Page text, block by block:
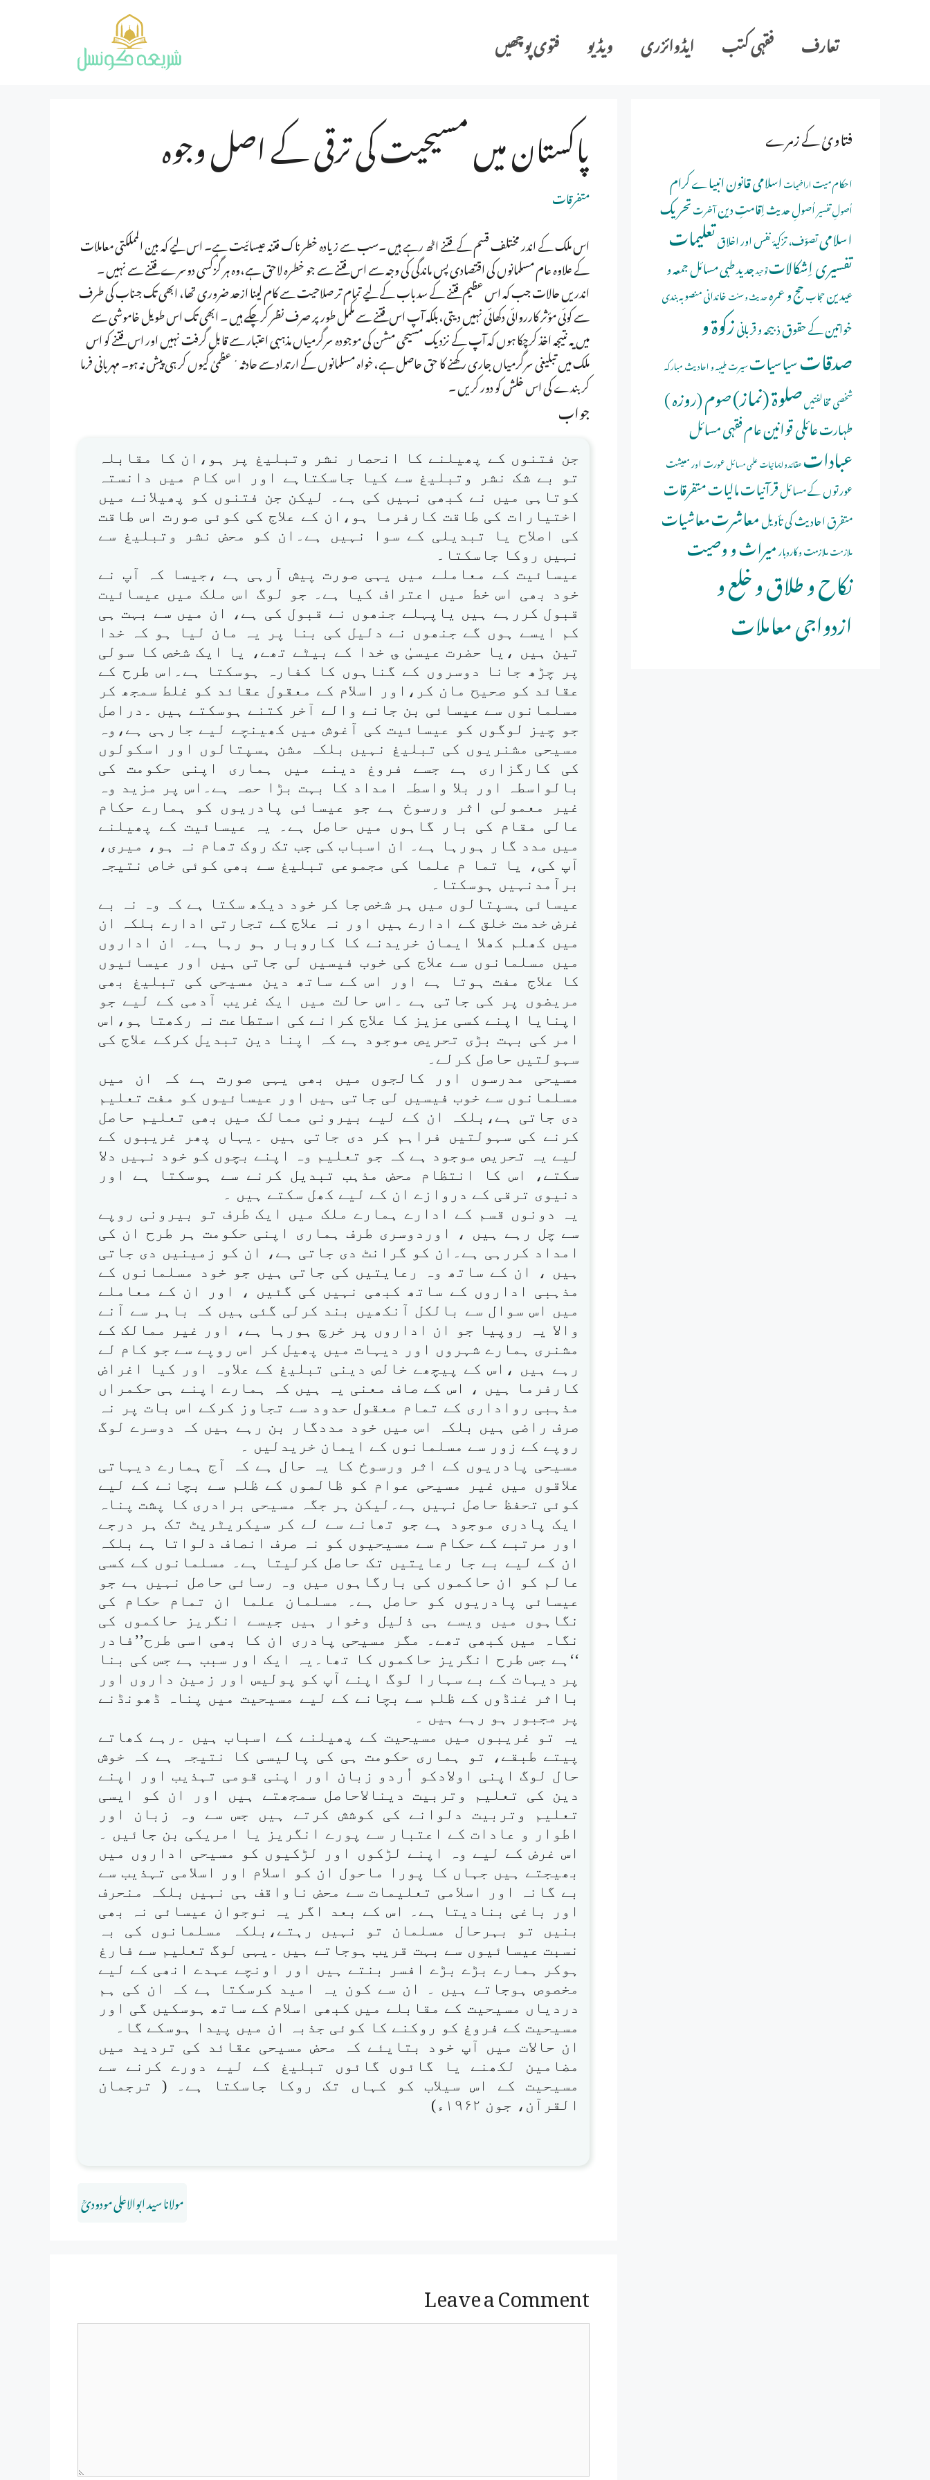
تعارف فقہی کتب ایڈوائزری ویڈیو فتوی پوچھیں
پاکستان میں مسیحیت کی ترقی کے اصل وجوہ
متفرقات
اس ملک کے اندر مختلف قسم کے فتنے اٹھ رہے ہیں ۔سب سے زیادہ خطرناک فتنہ عیسائیت ہے۔ اس لیے کہ بین المملکتی معاملات
کے علاوہ عام مسلمانوں کی اقتصادی پس ماندگی کی وجہ سے اس فتنے سے جو خطرہ لاحق ہے،وہ ہر گزکسی دوسرے فتنے سے نہیں ۔
اندریں حالات جب کہ اس عظیم فتنے کے سدباب کے لیے تمام تر صلاحیت سے کام لینا ازحد ضروری تھا، ابھی تک جناب کی طرف
سے کوئی مؤثر کارروائی دکھائی نہیں دیتی،بلکہ آپ اس فتنے سے مکمل طور پر صرف نظر کرچکے ہیں ۔ ابھی تک اس طویل خاموشی سے
میں یہ نتیجہ اخذ کرچکا ہوں کہ آپ کے نزدیک مسیحی مشن کی موجودہ سرگرمیاں مذہبی اعتبار سے قابل گرفت نہیں اور اس فتنے کو اس
ملک میں تبلیغی سرگرمیاں جاری رکھنے کا حق حاصل ہے،خواہ مسلمانوں کے ارتداد سے حادثہ ٔ عظمیٰ کیوں کر ہی پیش نہ ہو۔ مہربانی فرما
کر بندے کی اس خلش کو دور کریں ۔
جواب
جن فتنوں کے پھیلنے کا انحصار نشر وتبلیغ پر ہو،ان کا مقابلہ
تو بے شک نشر وتبلیغ سے کیا جاسکتاہے اور اس کام میں دانستہ
کوتاہی میں نے کبھی نہیں کی ہے۔ لیکن جن فتنوں کو پھیلانے میں
اختیارات کی طاقت کارفرما ہو،ان کے علاج کی کوئی صورت اس طاقت
کی اصلاح یا تبدیلی کے سوا نہیں ہے۔ان کو محض نشر وتبلیغ سے
نہیں روکا جاسکتا۔
عیسائیت کے معاملے میں یہی صورت پیش آرہی ہے ،جیسا کہ آپ نے
خود بھی اس خط میں اعتراف کیا ہے۔ جو لوگ اس ملک میں عیسائیت
قبول کررہے ہیں یاپہلے جنھوں نے قبول کی ہے، ان میں سے بہت ہی
کم ایسے ہوں گے جنھوں نے دلیل کی بنا پر یہ مان لیا ہو کہ خدا
تین ہیں ،یا حضرت عیسیٰ ؈ خدا کے بیٹے تھے، یا ایک شخص کا سولی
پر چڑھ جانا دوسروں کے گناہوں کا کفارہ ہوسکتا ہے۔اس طرح کے
عقائد کو صحیح مان کر،اور اسلام کے معقول عقائد کو غلط سمجھ کر
مسلمانوں سے عیسائی بن جانے والے آخر کتنے ہوسکتے ہیں ۔دراصل
جو چیز لوگوں کو عیسائیت کی آغوش میں کھینچے لیے جارہی ہے،وہ
مسیحی مشنریوں کی تبلیغ نہیں بلکہ مشن ہسپتالوں اور اسکولوں
کی کارگزاری ہے جسے فروغ دینے میں ہماری اپنی حکومت کی
بالواسطہ اور بلا واسطہ امداد کا بہت بڑا حصہ ہے۔اس پر مزید وہ
غیر معمولی اثر ورسوخ ہے جو عیسائی پادریوں کو ہمارے حکام
عالی مقام کی بار گاہوں میں حاصل ہے۔ یہ عیسائیت کے پھیلنے
میں مدد گار ہورہا ہے۔ ان اسباب کی جب تک روک تھام نہ ہو، میری،
آپ کی، یا تما م علما کی مجموعی تبلیغ سے بھی کوئی خاص نتیجہ
برآمدنہیں ہوسکتا۔
عیسائی ہسپتالوں میں ہر شخص جا کر خود دیکھ سکتا ہے کہ وہ نہ بے
غرض خدمت خلق کے ادارے ہیں اور نہ علاج کے تجارتی ادارے بلکہ ان
میں کھلم کھلا ایمان خریدنے کا کاروبار ہو رہا ہے۔ ان اداروں
میں مسلمانوں سے علاج کی خوب فیسیں لی جاتی ہیں اور عیسائیوں
کا علاج مفت ہوتا ہے اور اس کے ساتھ دین مسیحی کی تبلیغ بھی
مریضوں پر کی جاتی ہے ۔اس حالت میں ایک غریب آدمی کے لیے جو
اپنایا اپنے کسی عزیز کا علاج کرانے کی استطاعت نہ رکھتا ہو،اس
امر کی بہت بڑی تحریص موجود ہے کہ اپنا دین تبدیل کرکے علاج کی
سہولتیں حاصل کرلے۔
مسیحی مدرسوں اور کالجوں میں بھی یہی صورت ہے کہ ان میں
مسلمانوں سے خوب فیسیں لی جاتی ہیں اور عیسائیوں کو مفت تعلیم
دی جاتی ہے،بلکہ ان کے لیے بیرونی ممالک میں بھی تعلیم حاصل
کرنے کی سہولتیں فراہم کر دی جاتی ہیں ۔یہاں پھر غریبوں کے
لیے یہ تحریص موجود ہے کہ جو تعلیم وہ اپنے بچوں کو خود نہیں دلا
سکتے، اس کا انتظام محض مذہب تبدیل کرنے سے ہوسکتا ہے اور
دنیوی ترقی کے دروازے ان کے لیے کھل سکتے ہیں ۔
یہ دونوں قسم کے ادارے ہمارے ملک میں ایک طرف تو بیرونی روپے
سے چل رہے ہیں ، اوردوسری طرف ہماری اپنی حکومت ہر طرح ان کی
امداد کررہی ہے۔ان کو گرانٹ دی جاتی ہے، ان کو زمینیں دی جاتی
ہیں ، ان کے ساتھ وہ رعایتیں کی جاتی ہیں جو خود مسلمانوں کے
مذہبی اداروں کے ساتھ کبھی نہیں کی گئیں ، اور ان کے معاملے
میں اس سوال سے بالکل آنکھیں بند کرلی گئی ہیں کہ باہر سے آنے
والا یہ روپیا جو ان اداروں پر خرچ ہورہا ہے، اور غیر ممالک کے
مشنری ہمارے شہروں اور دیہات میں پھیل کر اس روپے سے جو کام لے
رہے ہیں ،اس کے پیچھے خالص دینی تبلیغ کے علاوہ اور کیا اغراض
کارفرما ہیں ، اس کے صاف معنی یہ ہیں کہ ہمارے اپنے ہی حکمراں
مذہبی رواداری کے تمام معقول حدود سے تجاوز کرکے اس بات پر نہ
صرف راضی ہیں بلکہ اس میں خود مددگار بن رہے ہیں کہ دوسرے لوگ
روپے کے زور سے مسلمانوں کے ایمان خریدلیں ۔
مسیحی پادریوں کے اثر ورسوخ کا یہ حال ہے کہ آج ہمارے دیہاتی
علاقوں میں غیر مسیحی عوام کو ظالموں کے ظلم سے بچانے کے لیے
کوئی تحفظ حاصل نہیں ہے۔لیکن ہر جگہ مسیحی برادری کا پشت پناہ
ایک پادری موجود ہے جو تھانے سے لے کر سیکریٹریٹ تک ہر درجے
اور مرتبے کے حکام سے مسیحیوں کو نہ صرف انصاف دلواتا ہے بلکہ
ان کے لیے بے جا رعایتیں تک حاصل کرلیتا ہے۔ مسلمانوں کے کسی
عالم کو ان حاکموں کی بارگاہوں میں وہ رسائی حاصل نہیں ہے جو
عیسائی پادریوں کو حاصل ہے۔ مسلمان علما ان تمام حکام کی
نگاہوں میں ویسے ہی ذلیل وخوار ہیں جیسے انگریز حاکموں کی
نگاہ میں کبھی تھے۔ مگر مسیحی پادری ان کا بھی اسی طرح’’فادر
‘‘ہے جس طرح انگریز حاکموں کا تھا۔یہ ایک اور سبب ہے جس کی بنا
پر دیہات کے بے سہارا لوگ اپنے آپ کو پولیس اور زمین داروں اور
بااثر غنڈوں کے ظلم سے بچانے کے لیے مسیحیت میں پناہ ڈھونڈنے
پر مجبور ہو رہے ہیں ۔
یہ تو غریبوں میں مسیحیت کے پھیلنے کے اسباب ہیں ۔رہے کھاتے
پیتے طبقے، تو ہماری حکومت ہی کی پالیسی کا نتیجہ ہے کہ خوش
حال لوگ اپنی اولادکو اُردو زبان اور اپنی قومی تہذیب اور اپنے
دین کی تعلیم وتربیت دینالاحاصل سمجھتے ہیں اور ان کو ایسی
تعلیم وتربیت دلوانے کی کوشش کرتے ہیں جس سے وہ زبان اور
اطوار و عادات کے اعتبار سے پورے انگریز یا امریکی بن جائیں ۔
اس غرض کے لیے وہ اپنے لڑکوں اور لڑکیوں کو مسیحی اداروں میں
بھیجتے ہیں جہاں کا پورا ماحول ان کو اسلام اور اسلامی تہذیب سے
بے گانہ اور اسلامی تعلیمات سے محض ناواقف ہی نہیں بلکہ منحرف
اور باغی بنادیتا ہے۔ اس کے بعد اگر یہ نوجوان عیسائی نہ بھی
بنیں تو بہرحال مسلمان تو نہیں رہتے،بلکہ مسلمانوں کی بہ
نسبت عیسائیوں سے بہت قریب ہوجاتے ہیں ۔یہی لوگ تعلیم سے فارغ
ہوکر ہمارے بڑے بڑے افسر بنتے ہیں اور اونچے عہدے انھی کے لیے
مخصوص ہوجاتے ہیں ۔ ان سے کون یہ امید کرسکتا ہے کہ ان کی ہم
دردیاں مسیحیت کے مقابلے میں کبھی اسلام کے ساتھ ہوسکیں گی اور
مسیحیت کے فروغ کو روکنے کا کوئی جذبہ ان میں پیدا ہوسکے گا۔
ان حالات میں آپ خود بتایئے کہ محض مسیحی عقائد کی تردید میں
مضامین لکھنے یا گائوں گائوں تبلیغ کے لیے دورے کرنے سے
مسیحیت کے اس سیلاب کو کہاں تک روکا جاسکتا ہے۔ ( ترجمان
القرآن، جون ۱۹۶۲ء)
مولانا سید ابوالاعلی مودودیؒ
Leave a Comment
فتاویٰ کے زمرے
احکام میتاراضیاتاسلامی قانونانبیاے کرام
اُصولِ تفسیراُصولِ حدیثاِقامتِ دینآخرتتحریک
اسلامیتصوّف، تزکیۂ نفس اور اخلاقتعلیمات
تفسیری اِشکالاتتوحیدجدید طبی مسائلجمعہ و
عیدینحجابحج و عمرہحدیث و سنتخاندانی منصوبہ بندی
خواتین کے حقوقذبیحہ و قربانیزکوۃ و
صدقاتسیاسیاتسیرت طیبہ و احادیث مبارکہ
شخصی مخالفتیںصلوة (نماز)صوم (روزہ )
طہارتعائلی قوانینعام فقہی مسائل
عباداتعقائد و ایمانیاتعلمی مسائلعورت اور معیشت
عورتوں کے مسائلقرآنیاتمالیاتمتفرقات
متفرق احادیث کی تأویلمعاشرتمعاشیات
ملازمتملازمت و کاروبارمیراث و وصیت
نکاح و طلاق و خلع و
ازدواجی معاملات